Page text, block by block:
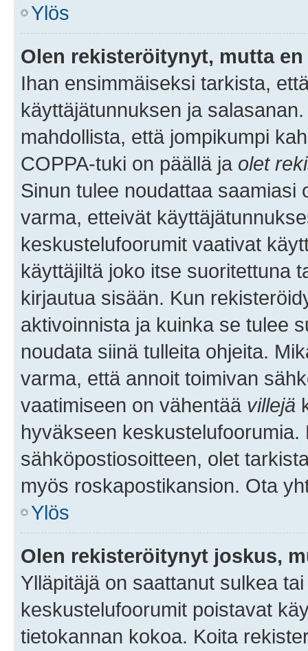
Ylös
Olen rekisteröitynyt, mutta
Ihan ensimmäiseksi tarkista,
käyttäjätunnuksen ja
mahdollista, että jompikumpi
COPPA-tuki on päällä ja olet
Sinun tulee noudattaa saamiasi
varma, etteivät
keskustelufoorumit vaativat
käyttäjiltä joko itse suoritettuna
kirjautua sisään. Kun
aktivoinnista ja kuinka se tulee
noudata siinä tulleita ohjeita.
varma, että annoit toimivan
vaatimiseen on vähentää villejä
hyväkseen
sähköpostiosoitteen, olet
myös roskapostikansion. Ota
Ylös
Olen rekisteröitynyt joskus,
Ylläpitäjä on saattanut sulkea
keskustelufoorumit poistavat
tietokannan kokoa. Koita